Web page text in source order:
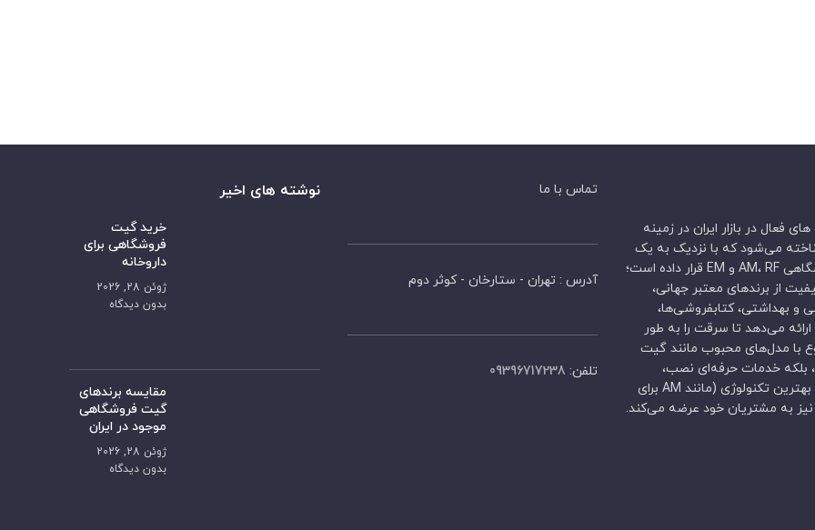
در بازار ایران در زمینه
می‌شود که با نزدیک به یک
دهه تجربه تخصصی، تمرکز اصلی خود را بر ارائه انواع گیت فروشگاهی AM، RF و EM قرار داده است؛
از برندهای معتبر جهانی،
و بهداشتی، کتابفروشی‌ها،
می‌دهد تا سرقت را به طور
با مدل‌های محبوب مانند گیت
بلکه خدمات حرفه‌ای نصب،
مشاوره رایگان قبل از خرید، بررسی محیط فروشگاه برای انتخاب بهترین تکنولوژی (مانند AM برای
تماس با ما
آدرس : تهران - ستارخان - کوثر دوم
تلفن: 09396717238
نوشته های اخیر
خرید گیت
فروشگاهی برای
داروخانه
ژوئن 28, 2026
بدون دیدگاه
مقایسه برندهای
گیت فروشگاهی
موجود در ایران
ژوئن 28, 2026
بدون دیدگاه